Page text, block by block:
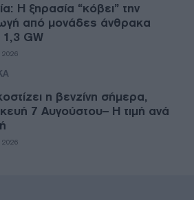
Η ξηρασία “κόβει” την
από μονάδες άνθρακα
1,3 GW
2026
η βενζίνη σήμερα,
7 Αυγούστου– Η τιμή ανά
2026